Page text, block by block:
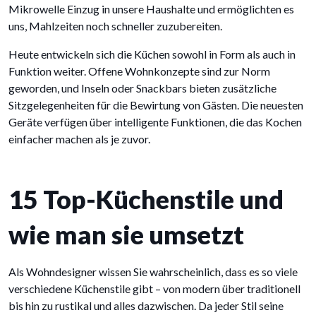
Mikrowelle Einzug in unsere Haushalte und ermöglichten es
uns, Mahlzeiten noch schneller zuzubereiten.
Heute entwickeln sich die Küchen sowohl in Form als auch in
Funktion weiter. Offene Wohnkonzepte sind zur Norm
geworden, und Inseln oder Snackbars bieten zusätzliche
Sitzgelegenheiten für die Bewirtung von Gästen. Die neuesten
Geräte verfügen über intelligente Funktionen, die das Kochen
einfacher machen als je zuvor.
15 Top-Küchenstile und
wie man sie umsetzt
Als Wohndesigner wissen Sie wahrscheinlich, dass es so viele
verschiedene Küchenstile gibt – von modern über traditionell
bis hin zu rustikal und alles dazwischen. Da jeder Stil seine